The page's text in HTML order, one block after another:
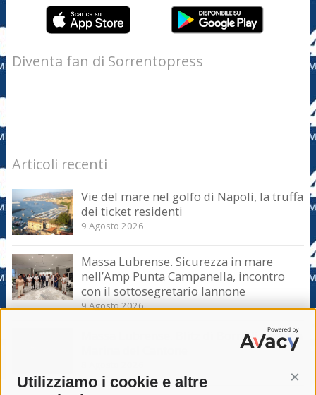
Utilizziamo i cookie e altre
Diventa fan di Sorrentopress
Articoli recenti
Vie del mare nel golfo di Napoli, la truffa
dei ticket residenti
9 Agosto 2026
Massa Lubrense. Sicurezza in mare
nell’Amp Punta Campanella, incontro
con il sottosegretario Iannone
9 Agosto 2026
Massa Lubrense. Blitz di Borrelli anche a